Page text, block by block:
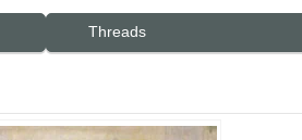
Threads